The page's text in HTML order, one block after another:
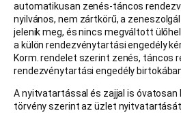
automatikusan zenés-táncos
nyilvános, nem zártkörű, a
jelenik meg, és nincs megváltott
a külön rendezvénytartási engedély
Korm. rendelet szerint zenés, táncos
rendezvénytartási engedély
A nyitvatartással és zajjal is óvatosan
törvény szerint az üzlet nyitvatartását